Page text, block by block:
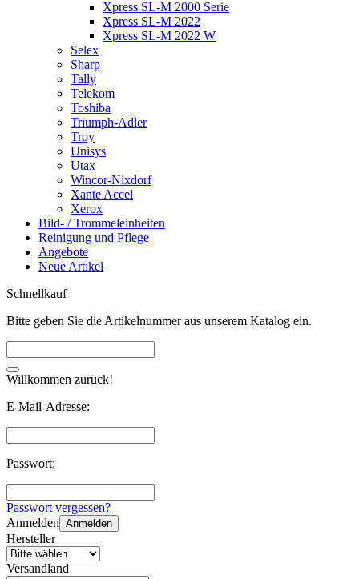
Xpress SL-M 2000 Serie
Xpress SL-M 2022
Xpress SL-M 2022 W
Selex
Sharp
Tally
Telekom
Toshiba
Triumph-Adler
Troy
Unisys
Utax
Wincor-Nixdorf
Xante Accel
Xerox
Bild- / Trommeleinheiten
Reinigung und Pflege
Angebote
Neue Artikel
Schnellkauf
Bitte geben Sie die Artikelnummer aus unserem Katalog ein.
Willkommen zurück!
E-Mail-Adresse:
Passwort:
Passwort vergessen?
Anmelden Anmelden
Hersteller
Versandland